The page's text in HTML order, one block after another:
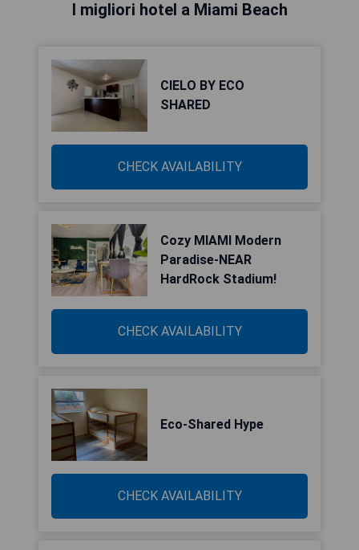
I migliori hotel a Miami Beach
CIELO BY ECO
SHARED
CHECK AVAILABILITY
Cozy MIAMI Modern
Paradise-NEAR
HardRock Stadium!
CHECK AVAILABILITY
Eco-Shared Hype
CHECK AVAILABILITY